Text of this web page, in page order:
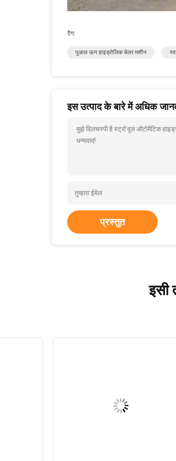
टैग:
पुआल ऊन हाइड्रोलिक बेलर मशीन
इस उत्पाद के बारे में अधिक
मुझे दिलचस्पी है स्ट्रॉ वूल ऑटोमैटिक
धन्यवाद!
प्रस्तुत
इसी